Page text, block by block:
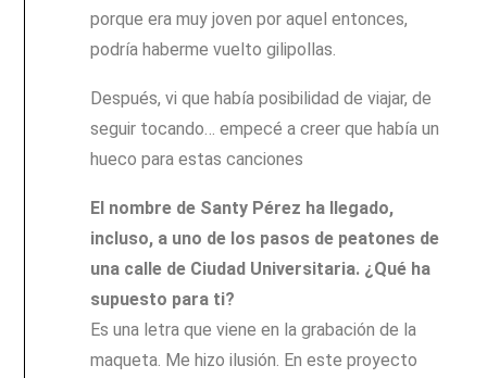
porque era muy joven por aquel entonces,
podría haberme vuelto gilipollas.
Después, vi que había posibilidad de viajar, de
seguir tocando… empecé a creer que había un
hueco para estas canciones
El nombre de Santy Pérez ha llegado,
incluso, a uno de los pasos de peatones de
una calle de Ciudad Universitaria. ¿Qué ha
supuesto para ti?
Es una letra que viene en la grabación de la
maqueta. Me hizo ilusión. En este proyecto